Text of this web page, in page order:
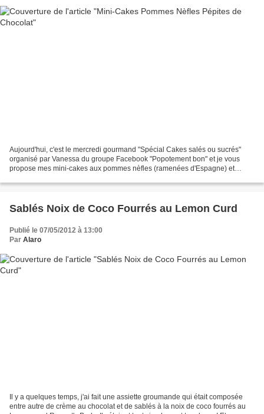
Aujourd'hui, c'est le mercredi gourmand "Spécial Cakes salés ou sucrés"
organisé par Vanessa du groupe Facebook "Popotement bon" et je vous
propose mes mini-cakes aux pommes nèfles (ramenées d'Espagne) et
Sablés Noix de Coco Fourrés au Lemon Curd
Publié le 07/05/2012 à 13:00
Par Alaro
Il y a quelques temps, j'ai fait une assiette groumande qui était composée
entre autre de crème au chocolat et de sablés à la noix de coco fourrés au